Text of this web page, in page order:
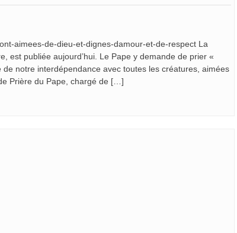
aimees-de-dieu-et-dignes-damour-et-de-respect La
est publiée aujourd’hui. Le Pape y demande de prier «
notre interdépendance avec toutes les créatures, aimées
Prière du Pape, chargé de […]